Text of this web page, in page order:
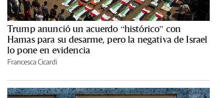
Trump anunció un acuerdo “histórico” con
Hamas para su desarme, pero la negativa de Israel
lo pone en evidencia
Francesca Cicardi